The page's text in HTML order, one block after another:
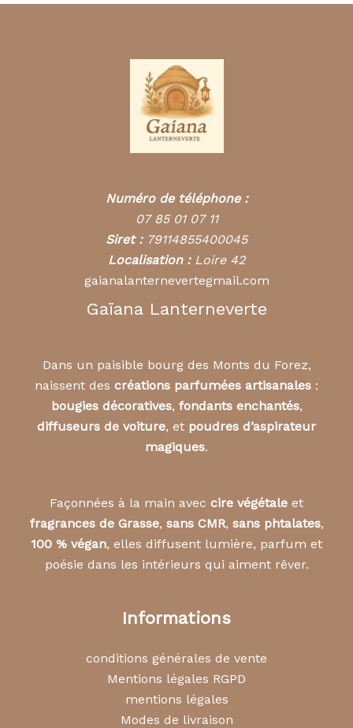
Numéro de téléphone :
07 85 01 07 11
Siret : 79114855400045
Localisation :Loire 42
gaianalanternevertegmail.com
Gaïana Lanterneverte
Dans un paisible bourg des Monts du Forez,
naissent des créations parfumées artisanales :
bougies décoratives, fondants enchantés,
diffuseurs de voiture, et poudres d’aspirateur
magiques.
Façonnées à la main avec cire végétale et
fragrances de Grasse, sans CMR, sans phtalates,
100 % végan, elles diffusent lumière, parfum et
poésie dans les intérieurs qui aiment rêver.
Informations
conditions générales de vente
Mentions légales RGPD
mentions légales
Modes de livraison